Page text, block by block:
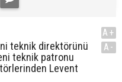
teknik direktörünü
teknik patronu
Levent
A+
A-